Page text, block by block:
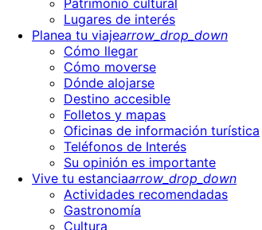
Patrimonio cultural
Lugares de interés
Planea tu viajearrow_drop_down
Cómo llegar
Cómo moverse
Dónde alojarse
Destino accesible
Folletos y mapas
Oficinas de información turística
Teléfonos de Interés
Su opinión es importante
Vive tu estanciaarrow_drop_down
Actividades recomendadas
Gastronomía
Cultura